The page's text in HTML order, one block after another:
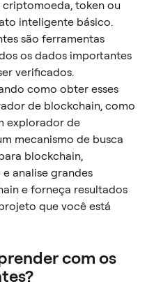
token ou
inteligente básico.
são ferramentas
os dados importantes
verificados.
como obter esses
de blockchain, como
explorador de
mecanismo de busca
blockchain,
analise grandes
e forneça resultados
que você está
com os